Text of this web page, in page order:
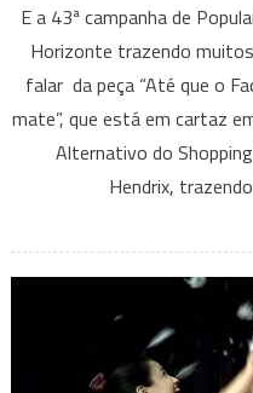
E a 43ª campanha de
Horizonte trazendo
falar da peça “Até que o
mate”, que está em cartaz
Alternativo do
Hendrix,